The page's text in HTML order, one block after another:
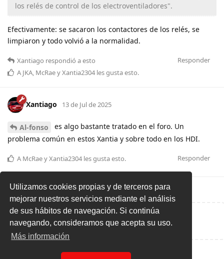
Utilizamos cookies propias y de terceros para
mejorar nuestros servicios mediante el análisis
de sus hábitos de navegación. Si continúa
navegando, consideramos que acepta su uso.
Más información
los relés de control de los electroventiladores".
Efectivamente: se sacaron los contactores de los relés, se
limpiaron y todo volvió a la normalidad.
Responder
Xantiago respondió a esto
A JKA, McRaeyXantia2304 les gusta esto.
Xantiago 13 de Jul de 2025
Al-fonso
es algo bastante tratado en el foro. Un
problema común en estos Xantia y sobre todo en los HDI.
Responder
A McRaeyXantia2304 les gusta esto.
Escribe una respuesta...